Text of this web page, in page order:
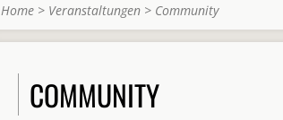
Home > Veranstaltungen > Community
COMMUNITY